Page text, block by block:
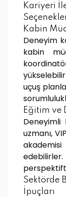
Kariyeri
Kabin
Deneyim
kabin
uçuş
Eğitim ve
uzmanı,
Sektörde
İpuçları